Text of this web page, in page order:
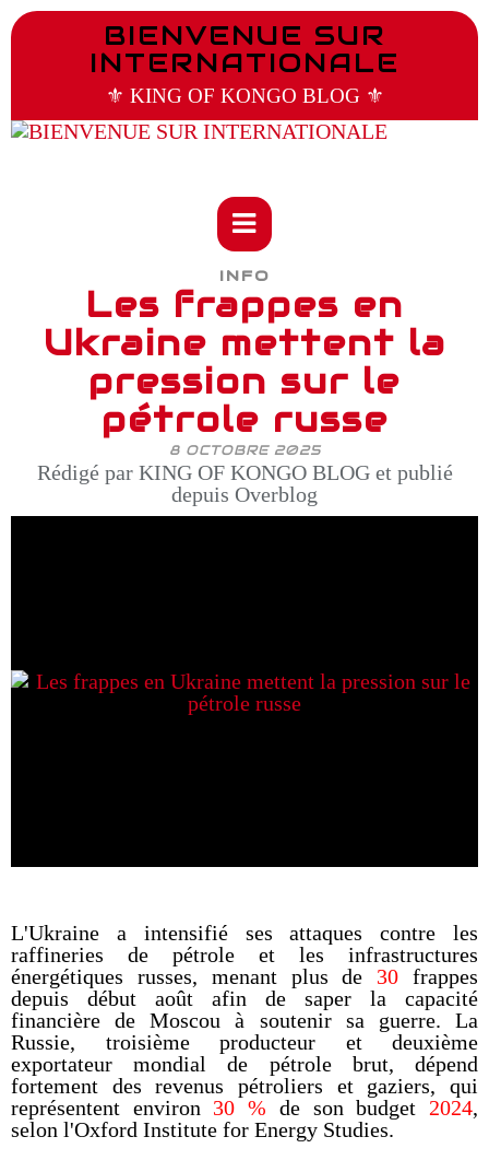
BIENVENUE SUR
INTERNATIONALE
⚜️ KING OF KONGO BLOG ⚜️
INFO
Les frappes en
Ukraine mettent la
pression sur le
pétrole russe
8 OCTOBRE 2025
Rédigé par KING OF KONGO BLOG et publié
depuis Overblog
L'Ukraine a intensifié ses attaques contre les
raffineries de pétrole et les infrastructures
énergétiques russes, menant plus de 30 frappes
depuis début août afin de saper la capacité
financière de Moscou à soutenir sa guerre. La
Russie, troisième producteur et deuxième
exportateur mondial de pétrole brut, dépend
fortement des revenus pétroliers et gaziers, qui
représentent environ 30 % de son budget 2024,
selon l'Oxford Institute for Energy Studies.